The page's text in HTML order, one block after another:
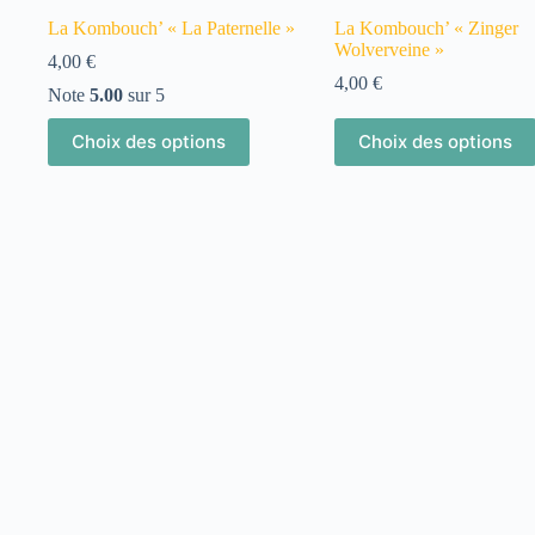
La Kombouch’ « La Paternelle »
4,00 €
Note 5.00 sur 5
Choix des options
La Kombouch’ « Zinger
Wolverveine »
4,00 €
Choix des options